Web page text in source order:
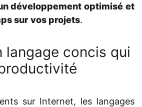
développement optimisé et
sur vos projets.
langage concis qui
sur Internet, les langages